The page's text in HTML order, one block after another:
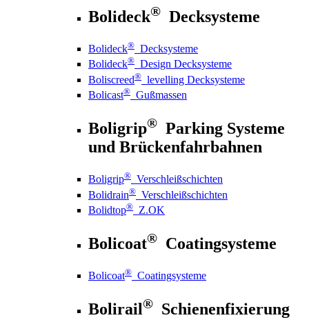
Bolideck® Decksysteme
Bolideck® Decksysteme
Bolideck® Design Decksysteme
Boliscreed® levelling Decksysteme
Bolicast® Gußmassen
Boligrip® Parking Systeme
und Brückenfahrbahnen
Boligrip® Verschleißschichten
Bolidrain® Verschleißschichten
Bolidtop® Z.OK
Bolicoat® Coatingsysteme
Bolicoat® Coatingsysteme
Bolirail® Schienenfixierung